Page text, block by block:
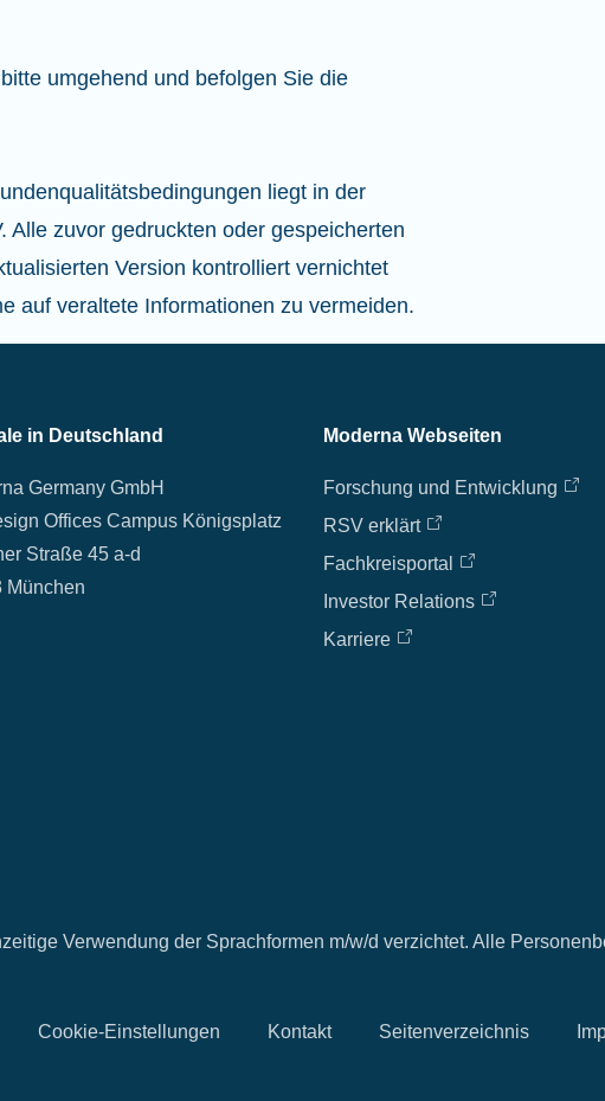
umgehend und befolgen Sie die
liegt in der
Alle zuvor gedruckten oder gespeicherten
Version kontrolliert vernichtet
auf veraltete Informationen zu vermeiden.
in Deutschland
Germany GmbH
Offices Campus Königsplatz
Straße 45 a-d
München
Moderna Webseiten
Forschung und Entwicklung
RSV erklärt
Fachkreisportal
Investor Relations
Karriere
Verwendung der Sprachformen m/w/d verzichtet. Alle
Cookie-Einstellungen Kontakt Seitenverzeichnis